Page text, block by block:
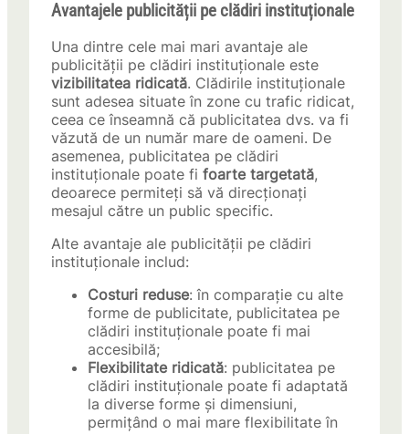
Avantajele publicității pe clădiri instituționale
Una dintre cele mai mari avantaje ale
publicității pe clădiri instituționale este
vizibilitatea ridicată. Clădirile instituționale
sunt adesea situate în zone cu trafic ridicat,
ceea ce înseamnă că publicitatea dvs. va fi
văzută de un număr mare de oameni. De
asemenea, publicitatea pe clădiri
instituționale poate fi foarte targetată,
deoarece permiteți să vă direcționați
mesajul către un public specific.
Alte avantaje ale publicității pe clădiri
instituționale includ:
Costuri reduse: în comparație cu alte
forme de publicitate, publicitatea pe
clădiri instituționale poate fi mai
accesibilă;
Flexibilitate ridicată: publicitatea pe
clădiri instituționale poate fi adaptată
la diverse forme și dimensiuni,
permițând o mai mare flexibilitate în